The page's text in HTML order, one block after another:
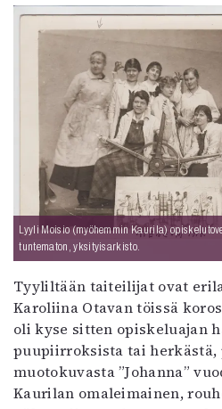
Lyyli Moisio (myöhemmin Kaurila)
tuntematon, yksityisarkisto.
Tyyliltään taiteilijat ovat
Karoliina Otavan töissä
oli kyse sitten opiskeluajan
puupiirroksista tai herkästä,
muotokuvasta ”Johanna”
Kaurilan omaleimainen,